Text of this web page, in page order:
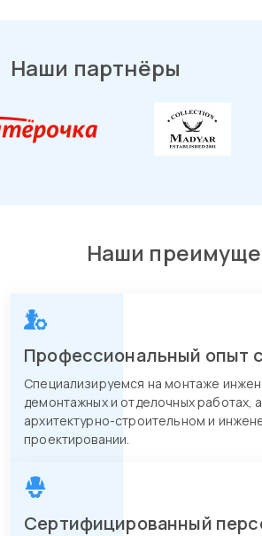
Наши партнёры
Наши
Профессиональный опыт
Специализируемся на монтаже
демонтажных и отделочных работах,
архитектурно-строительном и
проектировании.
Сертифицированный